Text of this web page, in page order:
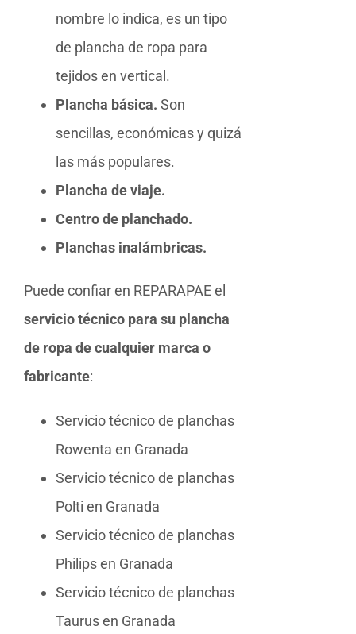
nombre lo indica, es un tipo
de plancha de ropa para
tejidos en vertical.
Plancha básica. Son
sencillas, económicas y quizá
las más populares.
Plancha de viaje.
Centro de planchado.
Planchas inalámbricas.
Puede confiar en REPARAPAE el
servicio técnico para su plancha
de ropa de cualquier marca o
fabricante:
Servicio técnico de planchas
Rowenta en Granada
Servicio técnico de planchas
Polti en Granada
Servicio técnico de planchas
Philips en Granada
Servicio técnico de planchas
Taurus en Granada